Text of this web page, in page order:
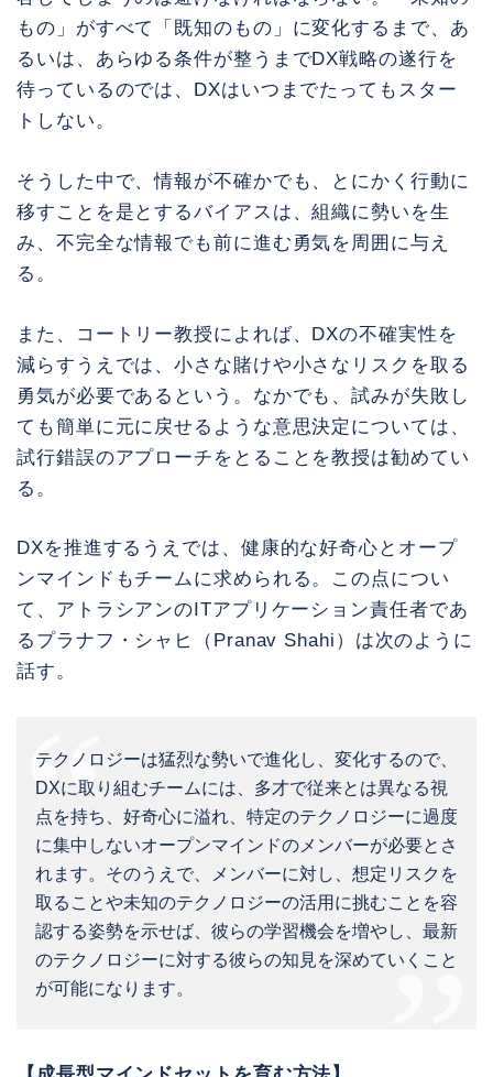
もの」がすべて「既知のもの」に変化するまで、あ
るいは、あらゆる条件が整うまでDX戦略の遂行を
待っているのでは、DXはいつまでたってもスター
トしない。
そうした中で、情報が不確かでも、とにかく行動に
移すことを是とするバイアスは、組織に勢いを生
み、不完全な情報でも前に進む勇気を周囲に与え
る。
また、コートリー教授によれば、DXの不確実性を
減らすうえでは、小さな賭けや小さなリスクを取る
勇気が必要であるという。なかでも、試みが失敗し
ても簡単に元に戻せるような意思決定については、
試行錯誤のアプローチをとることを教授は勧めてい
る。
DXを推進するうえでは、健康的な好奇心とオープ
ンマインドもチームに求められる。この点につい
て、アトラシアンのITアプリケーション責任者であ
るプラナフ・シャヒ（Pranav Shahi）は次のように
話す。
テクノロジーは猛烈な勢いで進化し、変化するので、
DXに取り組むチームには、多才で従来とは異なる視
点を持ち、好奇心に溢れ、特定のテクノロジーに過度
に集中しないオープンマインドのメンバーが必要とさ
れます。そのうえで、メンバーに対し、想定リスクを
取ることや未知のテクノロジーの活用に挑むことを容
認する姿勢を示せば、彼らの学習機会を増やし、最新
のテクノロジーに対する彼らの知見を深めていくこと
が可能になります。